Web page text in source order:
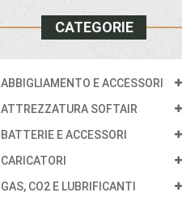
CATEGORIE
ABBIGLIAMENTO E ACCESSORI
ATTREZZATURA SOFTAIR
BATTERIE E ACCESSORI
CARICATORI
GAS, CO2 E LUBRIFICANTI